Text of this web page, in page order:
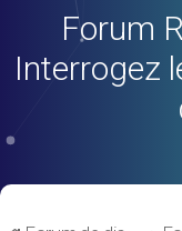
Forum
Interrogez